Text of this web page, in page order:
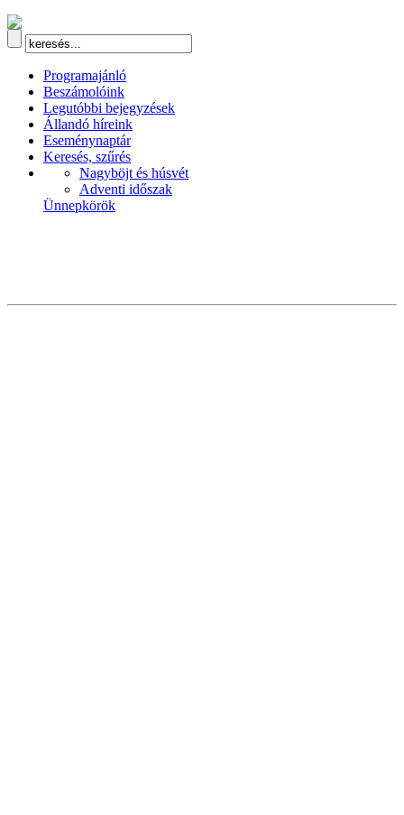
Programajánló
Beszámolóink
Legutóbbi bejegyzések
Állandó híreink
Eseménynaptár
Keresés, szűrés
Nagyböjt és húsvét
Adventi időszak
Ünnepkörök